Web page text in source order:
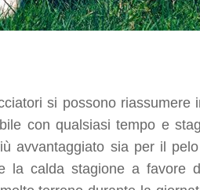
si possono riassumere
con qualsiasi tempo e
avvantaggiato sia per il
la calda stagione a favore